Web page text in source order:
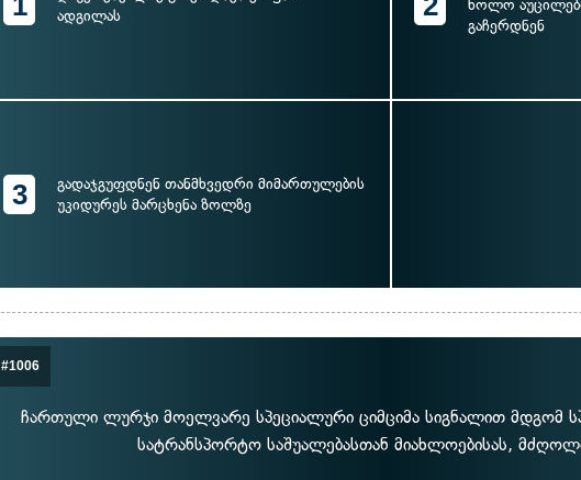
ადგილას
ხოლო
გაჩერდნენ
3
გადაჯგუფდნენ თანმხვედრი მიმართულების
უკიდურეს მარცხენა ზოლზე
#1006
ჩართული ლურჯი მოელვარე სპეციალური ციმციმა სიგნალით მდგომ
სატრანსპორტო საშუალებასთან მიახლოებისას,